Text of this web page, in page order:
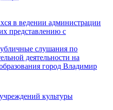
в ведении администрации
представлению с
слушания по
деятельности на
город Владимир
культуры